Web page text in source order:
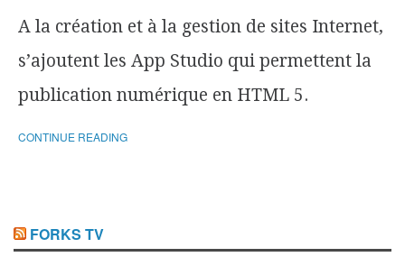
A la création et à la gestion de sites Internet,
s’ajoutent les App Studio qui permettent la
publication numérique en HTML 5.
CONTINUE READING
FORKS TV